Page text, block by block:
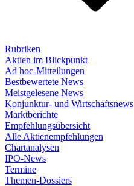
Rubriken
Aktien im Blickpunkt
Ad hoc-Mitteilungen
Bestbewertete News
Meistgelesene News
Konjunktur- und Wirtschaftsnews
Marktberichte
Empfehlungsübersicht
Alle Aktienempfehlungen
Chartanalysen
IPO-News
Termine
Themen-Dossiers